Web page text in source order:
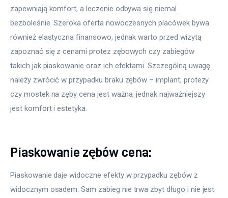
zapewniają komfort, a leczenie odbywa się niemal
bezboleśnie. Szeroka oferta nowoczesnych placówek bywa
również elastyczna finansowo, jednak warto przed wizytą
zapoznać się z cenami protez zębowych czy zabiegów
takich jak piaskowanie oraz ich efektami. Szczególną uwagę
należy zwrócić w przypadku braku zębów – implant, protezy
czy mostek na zęby cena jest ważna, jednak najważniejszy
jest komfort i estetyka.
Piaskowanie zębów cena:
Piaskowanie daje widoczne efekty w przypadku zębów z
widocznym osadem. Sam zabieg nie trwa zbyt długo i nie jest